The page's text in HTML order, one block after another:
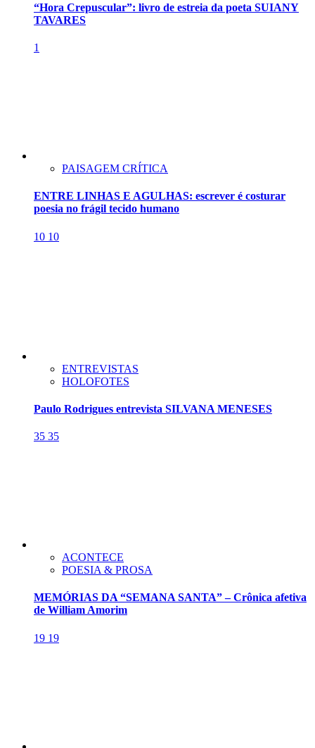
“Hora Crepuscular”: livro de estreia da poeta SUIANY
TAVARES
1
PAISAGEM CRÍTICA
ENTRE LINHAS E AGULHAS: escrever é costurar
poesia no frágil tecido humano
10 10
ENTREVISTAS
HOLOFOTES
Paulo Rodrigues entrevista SILVANA MENESES
35 35
ACONTECE
POESIA & PROSA
MEMÓRIAS DA “SEMANA SANTA” – Crônica afetiva
de William Amorim
19 19